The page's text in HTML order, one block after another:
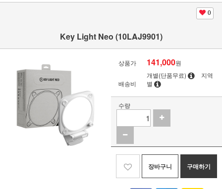
0
Key Light Neo (10LAJ9901)
상품가 141,000원
배송비
개별(단품무료)
지역
별
수량
장바구니 구매하기